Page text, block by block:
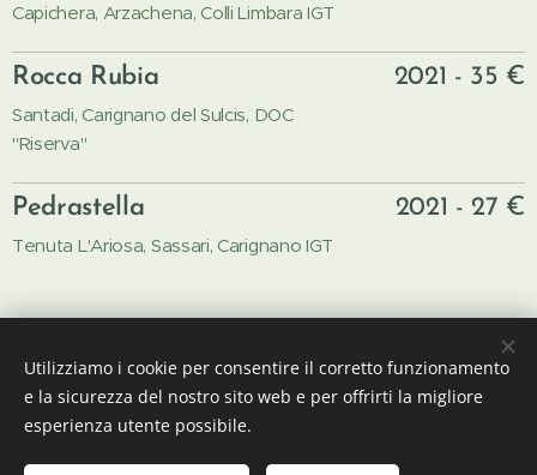
Capichera, Arzachena, Colli Limbara IGT
Rocca Rubia
Santadi, Carignano del Sulcis, DOC
"Riserva"
2021 - 35 €
Pedrastella
Tenuta L'Ariosa, Sassari, Carignano IGT
2021 - 27 €
Utilizziamo i cookie per consentire il corretto funzionamento
e la sicurezza del nostro sito web e per offrirti la migliore
esperienza utente possibile.